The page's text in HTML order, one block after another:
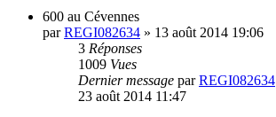
600 au Cévennes
parREGI082634 » 13 août 2014 19:06
3 Réponses
1009 Vues
Dernier message parREGI082634
23 août 2014 11:47